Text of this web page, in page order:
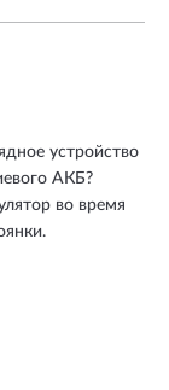
устройство
АКБ?
во время